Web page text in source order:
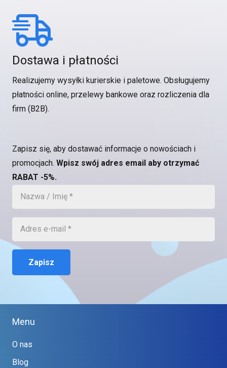
Dostawa i płatności
Realizujemy wysyłki kurierskie i paletowe. Obsługujemy
płatności online, przelewy bankowe oraz rozliczenia dla
firm (B2B).
Zapisz się, aby dostawać informacje o nowościach i
promocjach. Wpisz swój adres email aby otrzymać
RABAT -5%.
Zapisz
Menu
O nas
Blog